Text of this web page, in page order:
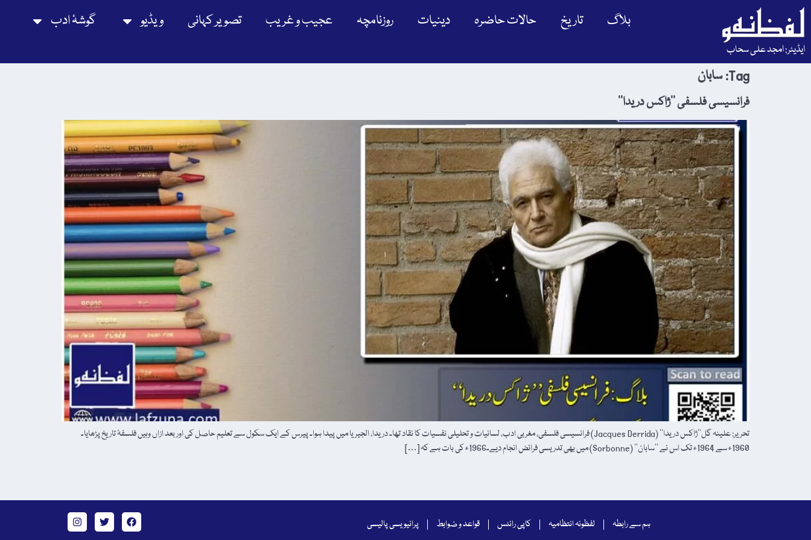
ایڈیٹر: امجد علی سحاب
بلاگ تاریخ حالات حاضرہ دینیات روزنامچہ عجیب و غریب تصویر کہانی ویڈیو گوشۂ ادب
Tag: سابان
فرانسیسی فلسفی ’’ژاکس دریدا‘‘
تحریر: علینہ گل’’ژاکس دریدا‘‘ (Jacques Derrida) فرانسیسی فلسفی، مغربی ادب، لسانیات و تحلیلی نفسیات کا نقاد تھا۔ دریدا، الجیریا میں پیدا ہوا۔ پیرس کے ایک سکول سے تعلیم حاصل کی اور بعد ازاں وہیں فلسفۂ تاریخ پڑھایا۔
1960ء سے 1964ء تک اس نے ’’سابان‘‘ (Sorbonne) میں بھی تدریسی فرائض انجام دیے۔1966ء کی بات ہے کہ […]
ہم سے رابطہ لفظونہ انتظامیہ کاپی رائٹس قواعد و ضوابط پرائیویسی پالیسی